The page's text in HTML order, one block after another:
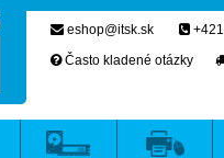
eshop@itsk.sk
Často kladené otázky